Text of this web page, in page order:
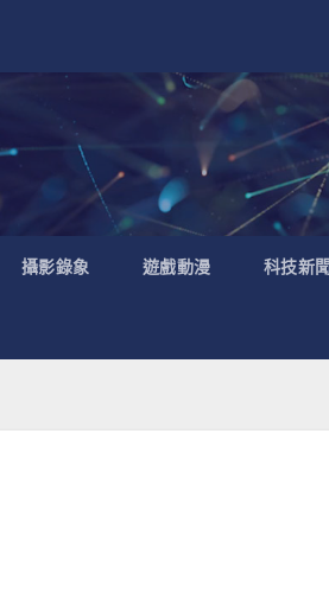
攝影錄象 遊戲動漫 科技新